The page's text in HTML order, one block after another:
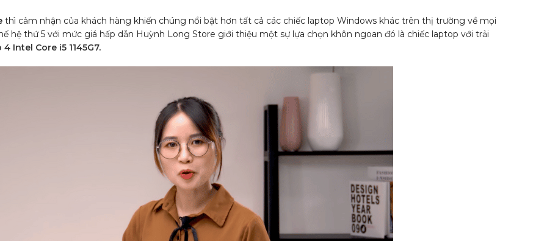
thì cảm nhận của khách hàng khiến chúng nổi bật hơn tất cả các chiếc laptop Windows khác trên thị trường về mọi
hệ thứ 5 với mức giá hấp dẫn Huỳnh Long Store giới thiệu một sự lựa chọn khôn ngoan đó là chiếc laptop với trải
Intel Core i5 1145G7.